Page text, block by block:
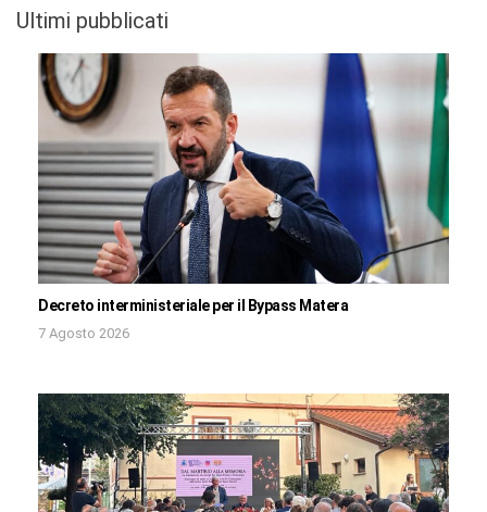
Ultimi pubblicati
Decreto interministeriale per il Bypass Matera
7 Agosto 2026